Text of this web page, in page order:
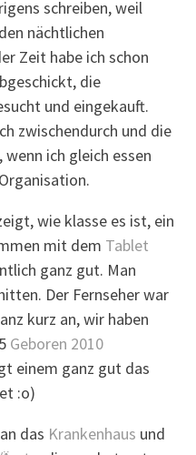
schreiben, weil
nächtlichen
Zeit habe ich schon
die
und eingekauft.
zwischendurch und die
ich gleich essen
wie klasse es ist, ein
mit dem Tablet
ganz gut. Man
Der Fernseher war
kurz an, wir haben
Geboren 2010
einem ganz gut das
:o)
das Krankenhaus und